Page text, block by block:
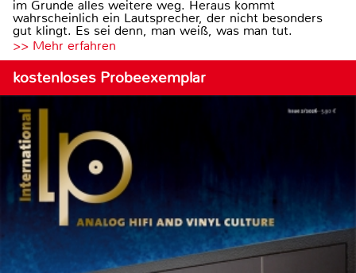
im Grunde alles weitere weg. Heraus kommt
wahrscheinlich ein Lautsprecher, der nicht besonders
gut klingt. Es sei denn, man weiß, was man tut.
>> Mehr erfahren
kostenloses Probeexemplar